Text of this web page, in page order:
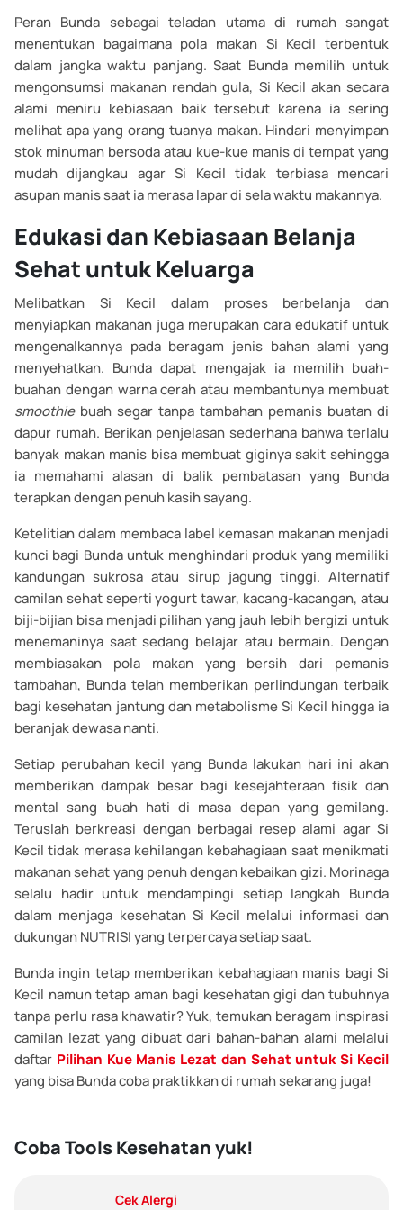
Peran Bunda sebagai teladan utama di rumah sangat
menentukan bagaimana pola makan Si Kecil terbentuk
dalam jangka waktu panjang. Saat Bunda memilih untuk
mengonsumsi makanan rendah gula, Si Kecil akan secara
alami meniru kebiasaan baik tersebut karena ia sering
melihat apa yang orang tuanya makan. Hindari menyimpan
stok minuman bersoda atau kue-kue manis di tempat yang
mudah dijangkau agar Si Kecil tidak terbiasa mencari
asupan manis saat ia merasa lapar di sela waktu makannya.
Edukasi dan Kebiasaan Belanja
Sehat untuk Keluarga
Melibatkan Si Kecil dalam proses berbelanja dan
menyiapkan makanan juga merupakan cara edukatif untuk
mengenalkannya pada beragam jenis bahan alami yang
menyehatkan. Bunda dapat mengajak ia memilih buah-
buahan dengan warna cerah atau membantunya membuat
smoothiebuah segar tanpa tambahan pemanis buatan di
dapur rumah. Berikan penjelasan sederhana bahwa terlalu
banyak makan manis bisa membuat giginya sakit sehingga
ia memahami alasan di balik pembatasan yang Bunda
terapkan dengan penuh kasih sayang.
Ketelitian dalam membaca label kemasan makanan menjadi
kunci bagi Bunda untuk menghindari produk yang memiliki
kandungan sukrosa atau sirup jagung tinggi. Alternatif
camilan sehat seperti yogurt tawar, kacang-kacangan, atau
biji-bijian bisa menjadi pilihan yang jauh lebih bergizi untuk
menemaninya saat sedang belajar atau bermain. Dengan
membiasakan pola makan yang bersih dari pemanis
tambahan, Bunda telah memberikan perlindungan terbaik
bagi kesehatan jantung dan metabolisme Si Kecil hingga ia
beranjak dewasa nanti.
Setiap perubahan kecil yang Bunda lakukan hari ini akan
memberikan dampak besar bagi kesejahteraan fisik dan
mental sang buah hati di masa depan yang gemilang.
Teruslah berkreasi dengan berbagai resep alami agar Si
Kecil tidak merasa kehilangan kebahagiaan saat menikmati
makanan sehat yang penuh dengan kebaikan gizi. Morinaga
selalu hadir untuk mendampingi setiap langkah Bunda
dalam menjaga kesehatan Si Kecil melalui informasi dan
dukungan NUTRISI yang terpercaya setiap saat.
Bunda ingin tetap memberikan kebahagiaan manis bagi Si
Kecil namun tetap aman bagi kesehatan gigi dan tubuhnya
tanpa perlu rasa khawatir? Yuk, temukan beragam inspirasi
camilan lezat yang dibuat dari bahan-bahan alami melalui
daftar Pilihan Kue Manis Lezat dan Sehat untuk Si Kecil
yang bisa Bunda coba praktikkan di rumah sekarang juga!
Coba Tools Kesehatan yuk!
Cek Alergi